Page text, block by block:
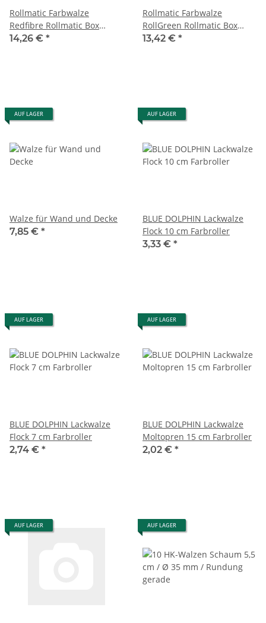
Rollmatic Farbwalze
Redfibre Rollmatic Box
gerade Ø80
14,26 € *
Rollmatic Farbwalze
RollGreen Rollmatic Box
gerade Ø88
13,42 € *
AUF LAGER
Walze für Wand und Decke
7,85 € *
AUF LAGER
BLUE DOLPHIN Lackwalze
Flock 10 cm Farbroller
3,33 € *
AUF LAGER
BLUE DOLPHIN Lackwalze
Flock 7 cm Farbroller
2,74 € *
AUF LAGER
BLUE DOLPHIN Lackwalze
Moltopren 15 cm Farbroller
2,02 € *
AUF LAGER AUF LAGER